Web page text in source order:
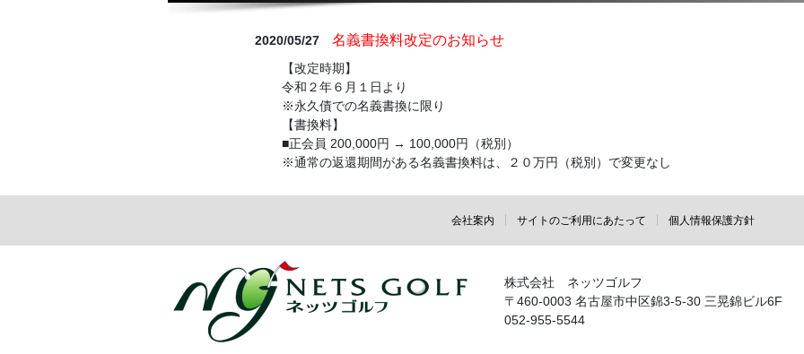
2020/05/27 名義書換料改定のお知らせ
【改定時期】
令和２年６月１日より
※永久債での名義書換に限り
【書換料】
■正会員 200,000円 → 100,000円（税別）
※通常の返還期間がある名義書換料は、２０万円（税別）で変更なし
会社案内 サイトのご利用にあたって 個人情報保護方針
株式会社 ネッツゴルフ
〒460-0003 名古屋市中区錦3-5-30 三晃錦ビル6F
052-955-5544